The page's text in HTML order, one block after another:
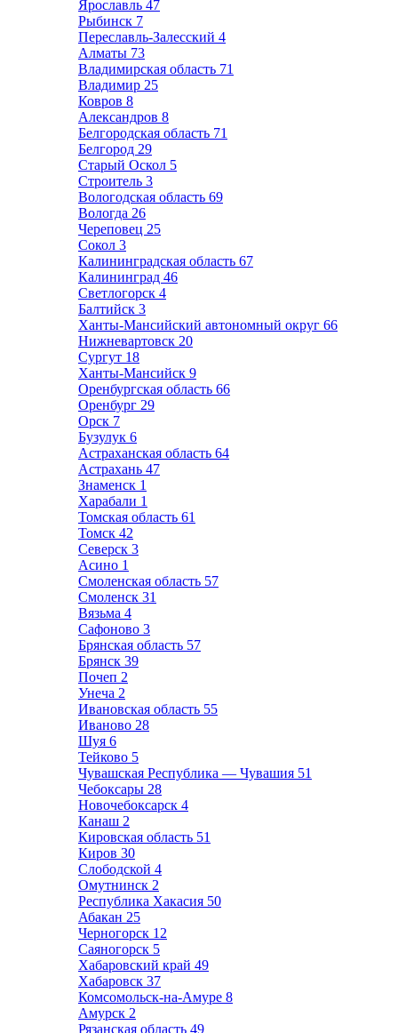
Ярославль 47
Рыбинск 7
Переславль-Залесский 4
Алматы 73
Владимирская область 71
Владимир 25
Ковров 8
Александров 8
Белгородская область 71
Белгород 29
Старый Оскол 5
Строитель 3
Вологодская область 69
Вологда 26
Череповец 25
Сокол 3
Калининградская область 67
Калининград 46
Светлогорск 4
Балтийск 3
Ханты-Мансийский автономный округ 66
Нижневартовск 20
Сургут 18
Ханты-Мансийск 9
Оренбургская область 66
Оренбург 29
Орск 7
Бузулук 6
Астраханская область 64
Астрахань 47
Знаменск 1
Харабали 1
Томская область 61
Томск 42
Северск 3
Асино 1
Смоленская область 57
Смоленск 31
Вязьма 4
Сафоново 3
Брянская область 57
Брянск 39
Почеп 2
Унеча 2
Ивановская область 55
Иваново 28
Шуя 6
Тейково 5
Чувашская Республика — Чувашия 51
Чебоксары 28
Новочебоксарск 4
Канаш 2
Кировская область 51
Киров 30
Слободской 4
Омутнинск 2
Республика Хакасия 50
Абакан 25
Черногорск 12
Саяногорск 5
Хабаровский край 49
Хабаровск 37
Комсомольск-на-Амуре 8
Амурск 2
Рязанская область 49